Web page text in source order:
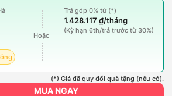
Hoặc
Trả góp 0% từ (*)
1.428.117 ₫/tháng
(Kỳ hạn 6th/trả trước từ 30%)
(*) Giá đã quy đổi quà tặng (nếu có).
MUA NGAY